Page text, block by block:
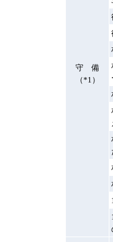
守 備
（*1）